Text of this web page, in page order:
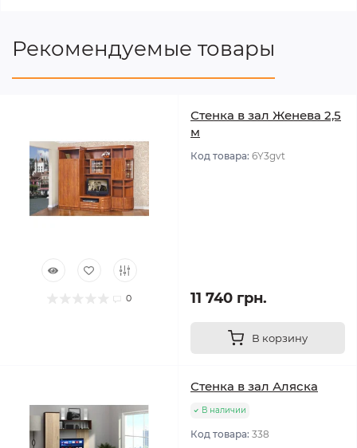
Рекомендуемые товары
0
Стенка в зал Женева 2,5
м
Код товара: 6Y3gvt
11 740 грн.
В корзину
Стенка в зал Аляска
В наличии
Код товара: 338